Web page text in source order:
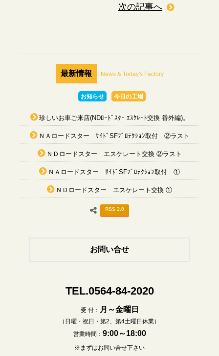
次の記事へ
最新情報 News & Today's Factory
お知らせ 今日の工場
珍しいお車ご来店(NDﾛｰﾄﾞｽﾀｰ ｴｽｹﾚｰﾄ交換 番外編)。
ＮＡロードスター ｻｲﾄﾞSFﾌﾟﾛﾃｸｼｮﾝ取付 ②ラスト
ＮＤロードスター エスケレート交換 ②ラスト
ＮＡロードスター ｻｲﾄﾞSFﾌﾟﾛﾃｸｼｮﾝ取付 ①
ＮＤロードスター エスケレート交換 ①
RSS 2.0
お問い合せ
TEL.0564-84-2020
受 付： 月～金曜日
（日曜・祝日・第2、第4土曜日休業）
営業時間： 9:00～18:00
※まずはお問い合せ下さい